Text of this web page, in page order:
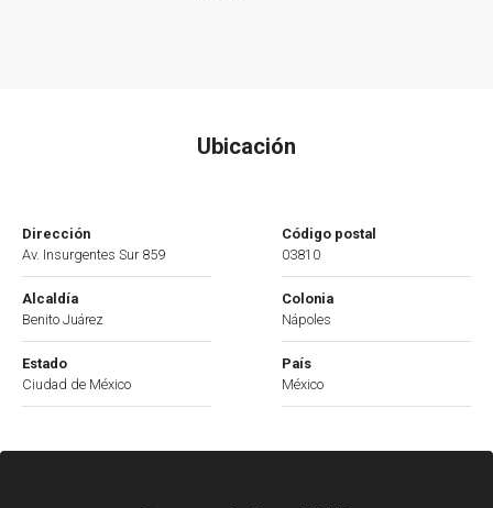
Ubicación
Dirección
Av. Insurgentes Sur 859
Alcaldía
Benito Juárez
Estado
Ciudad de México
Código postal
03810
Colonia
Nápoles
País
México